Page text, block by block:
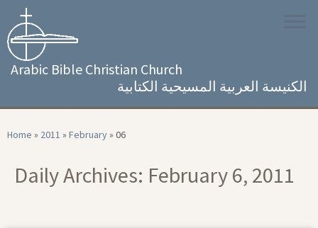
content
Arabic Bible Christian Church
الكنيسة العربية المسيحية الكتابية
Home » 2011 » February» 06
Daily Archives: February 6, 2011